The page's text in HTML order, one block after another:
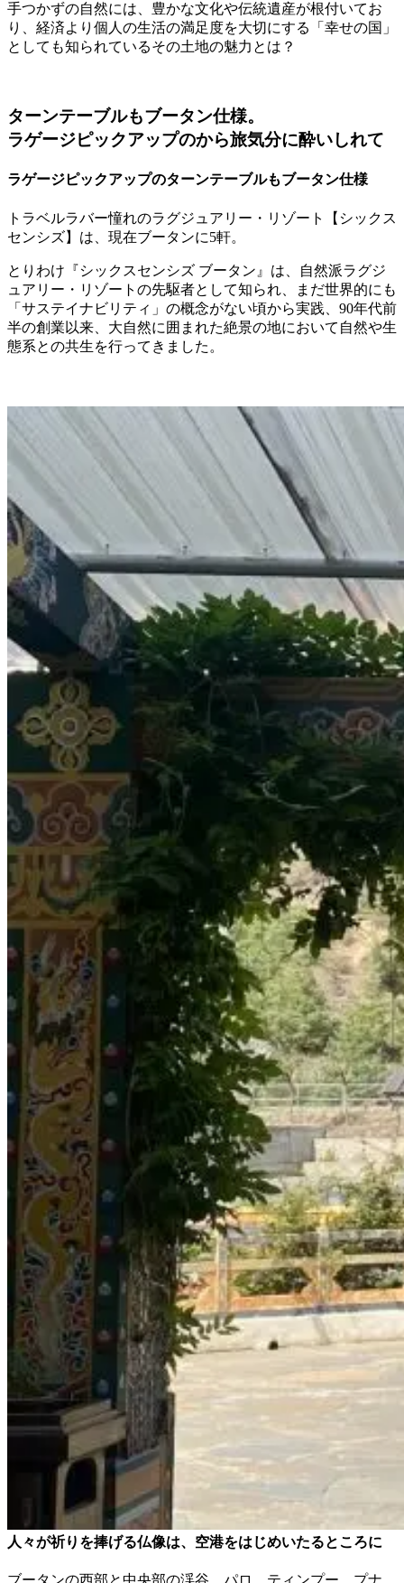
手つかずの自然には、豊かな文化や伝統遺産が根付いてお
り、経済より個人の生活の満足度を大切にする「幸せの国」
としても知られているその土地の魅力とは？
ターンテーブルもブータン仕様。
ラゲージピックアップのから旅気分に酔いしれて
ラゲージピックアップのターンテーブルもブータン仕様
トラベルラバー憧れのラグジュアリー・リゾート【シックス
センシズ】は、現在ブータンに5軒。
とりわけ『シックスセンシズ ブータン』は、自然派ラグジ
ュアリー・リゾートの先駆者として知られ、まだ世界的にも
「サステイナビリティ」の概念がない頃から実践、90年代前
半の創業以来、大自然に囲まれた絶景の地において自然や生
態系との共生を行ってきました。
人々が祈りを捧げる仏像は、空港をはじめいたるところに
ブータンの西部と中央部の渓谷、パロ、ティンプー、プナ